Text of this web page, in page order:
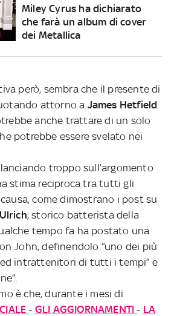
Miley Cyrus ha dichiarato
che farà un album di cover
dei Metallica
però, sembra che il presente di
attorno a James Hetfield
anche trattare di un solo
potrebbe essere svelato nei
troppo sull’argomento
stima reciproca tra tutti gli
come dimostrano i post su
, storico batterista della
tempo fa ha postato una
John, definendolo “uno dei più
intrattenitori di tutti i tempi” e
è che, durante i mesi di
- GLI AGGIORNAMENTI- LA